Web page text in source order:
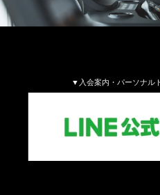
▼入会案内・パーソナル